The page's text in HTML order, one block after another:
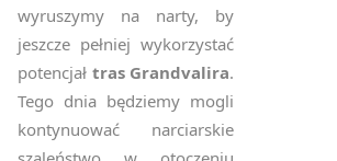
wyruszymy na narty, by
jeszcze pełniej wykorzystać
potencjał tras Grandvalira.
Tego dnia będziemy mogli
kontynuować narciarskie